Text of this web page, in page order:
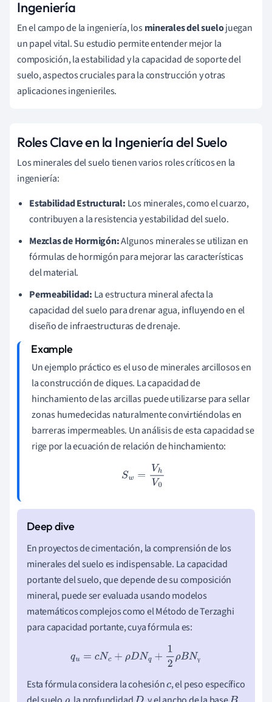
Ingeniería
En el campo de la ingeniería, losminerales del suelojuegan
un papel vital. Su estudio permite entender mejor la
composición, la estabilidad y la capacidad de soporte del
suelo, aspectos cruciales para la construcción y otras
aplicaciones ingenieriles.
Roles Clave en la Ingeniería del Suelo
Los minerales del suelo tienen varios roles críticos en la
ingeniería:
Estabilidad Estructural: Los minerales, como el cuarzo,
contribuyen a la resistencia y estabilidad del suelo.
Mezclas de Hormigón:Algunos minerales se utilizan en
fórmulas de hormigón para mejorar las características
del material.
Permeabilidad: La estructura mineral afecta la
capacidad del suelo para drenar agua, influyendo en el
diseño de infraestructuras de drenaje.
Un ejemplo práctico es el uso de minerales arcillosos en
la construcción de diques. La capacidad de
hinchamiento de las arcillas puede utilizarse para sellar
zonas humedecidas naturalmente convirtiéndolas en
barreras impermeables. Un análisis de esta capacidad se
rige por la ecuación de relación de hinchamiento:
S
=V hV0
En proyectos de cimentación, la comprensión de los
minerales del suelo es indispensable. La capacidad
portante del suelo, que depende de su composición
mineral, puede ser evaluada usando modelos
matemáticos complejos como el Método de Terzaghi
para capacidad portante, cuya fórmula es:
γ
qu=c Nc+ ρDNq+ 12ρ BNγ
Esta fórmula considera la cohesiónc, el peso específico